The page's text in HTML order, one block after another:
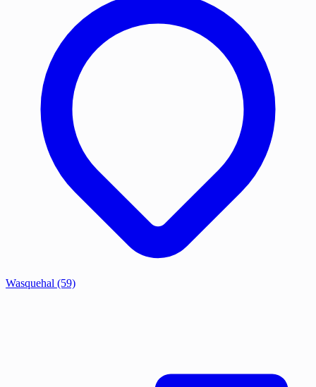
Wasquehal (59)